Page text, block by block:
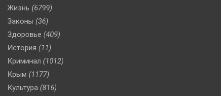
Жизнь (6799)
Законы (36)
Здоровье (409)
История (11)
Криминал (1012)
Крым (1177)
Культура (816)